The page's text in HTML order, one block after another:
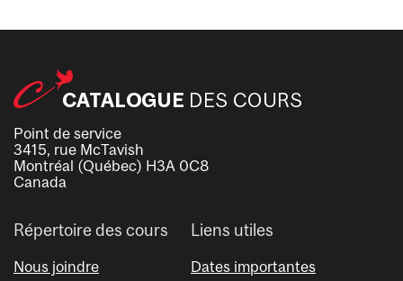
Point de service
3415, rue McTavish
Montréal (Québec) H3A 0C8
Canada
Répertoire des cours
Nous joindre
Liens utiles
Dates importantes